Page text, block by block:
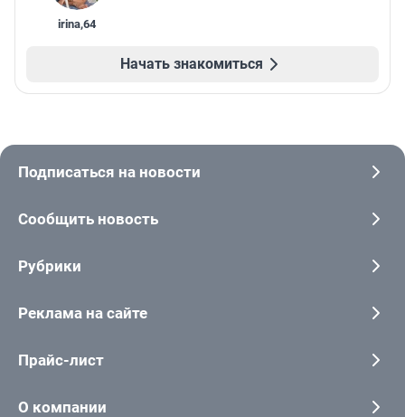
irina,64
Начать знакомиться
Подписаться на новости
Сообщить новость
Рубрики
Реклама на сайте
Прайс-лист
О компании